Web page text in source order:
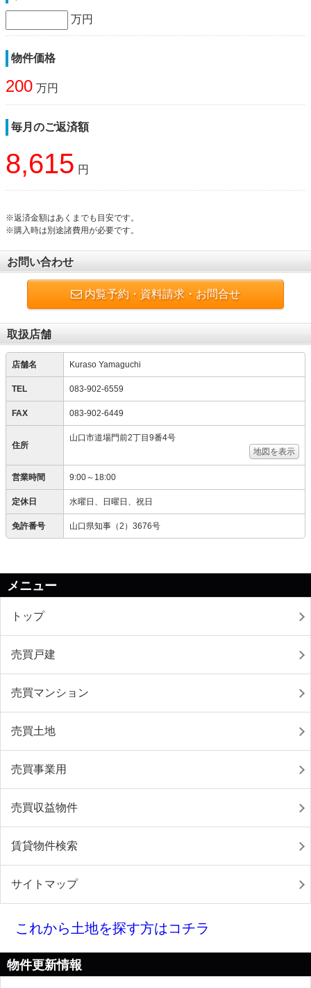
万円
物件価格
200 万円
毎月のご返済額
8,615 円
※返済金額はあくまでも目安です。
※購入時は別途諸費用が必要です。
お問い合わせ
内覧予約・資料請求・お問合せ
取扱店舗
店舗名 Kuraso Yamaguchi
TEL 083-902-6559
FAX 083-902-6449
住所
山口市道場門前2丁目9番4号
地図を表示
営業時間 9:00～18:00
定休日 水曜日、日曜日、祝日
免許番号 山口県知事（2）3676号
メニュー
トップ
売買戸建
売買マンション
売買土地
売買事業用
売買収益物件
賃貸物件検索
サイトマップ
これから土地を探す方はコチラ
物件更新情報